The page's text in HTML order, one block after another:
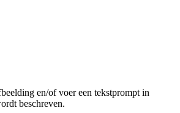
en/of voer een tekstprompt in
beschreven.